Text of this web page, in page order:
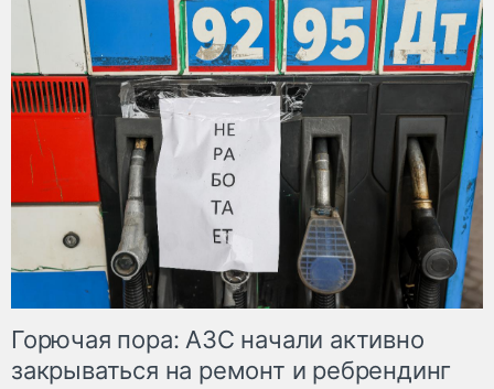
Горючая пора: АЗС начали активно
закрываться на ремонт и ребрендинг